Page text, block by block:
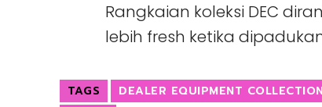
Rangkaian koleksi DEC
lebih fresh ketika
TAGS DEALER EQUIPMENT